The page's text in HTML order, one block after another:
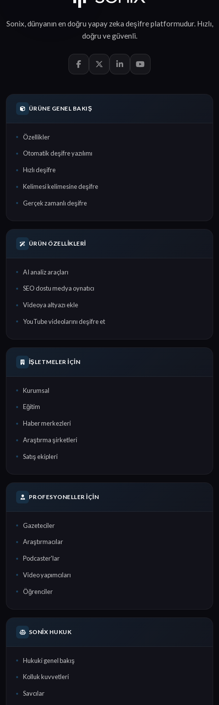
Sonix, dünyanın en doğru yapay zeka deşifreplatformudur. Hızlı,
doğru vegüvenli.
ÜRÜNE GENEL BAKIŞ
Özellikler
Otomatik deşifre yazılımı
Hızlı deşifre
Kelimesi kelimesine deşifre
Gerçek zamanlı deşifre
ÜRÜN ÖZELLIKLERI
AI analiz araçları
SEO dostu medya oynatıcı
Videoya altyazı ekle
YouTube videolarını deşifre et
İŞLETMELER İÇIN
Kurumsal
Eğitim
Haber merkezleri
Araştırma şirketleri
Satış ekipleri
PROFESYONELLER İÇIN
Gazeteciler
Araştırmacılar
Podcaster'lar
Video yapımcıları
Öğrenciler
SONIX HUKUK
Hukuki genel bakış
Kolluk kuvvetleri
Savcılar